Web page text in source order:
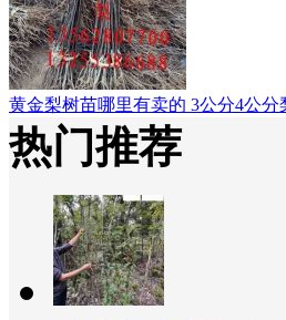
黄金梨树苗哪里有卖的 3公分4公分
热门推荐